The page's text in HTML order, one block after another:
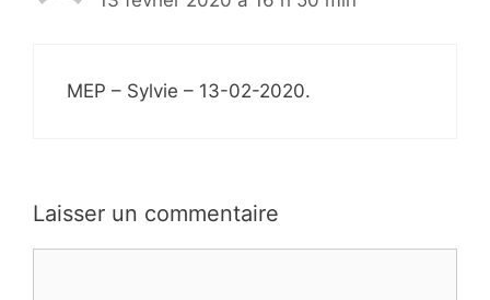
MEP – Sylvie – 13-02-2020.
Laisser un commentaire